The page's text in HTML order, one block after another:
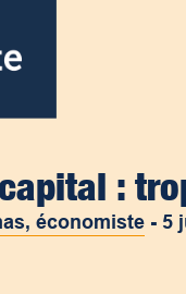
:
économiste - 5